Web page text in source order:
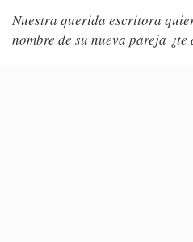
​Nuestra querida escritora
nombre de su nueva pareja ¿te